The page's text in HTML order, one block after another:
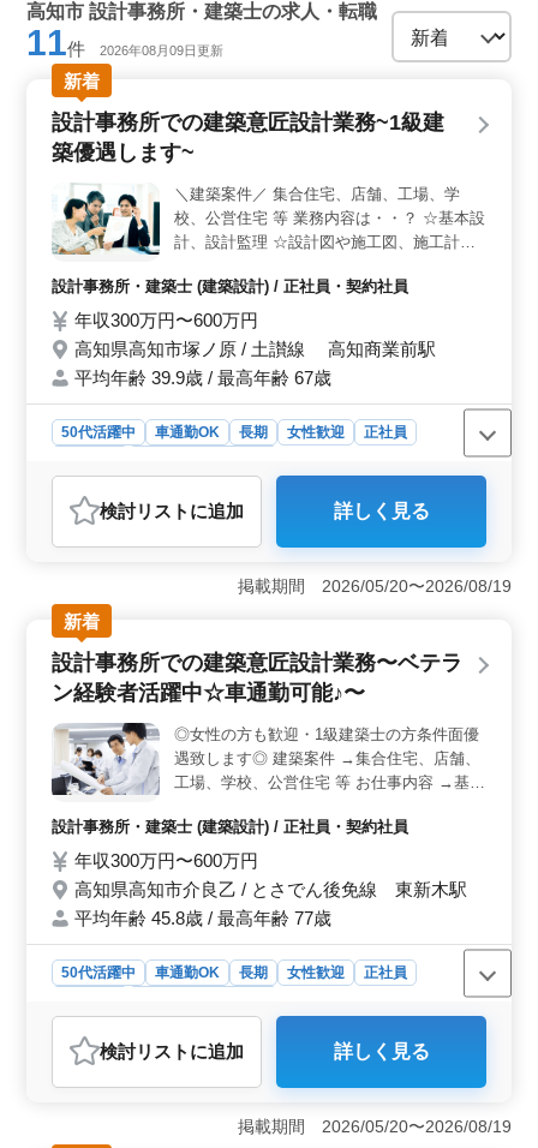
高知市 設計事務所・建築士の求人・転職
11件 2026年08月09日更新
新着
設計事務所での建築意匠設計業務~1級建
築優遇します~
＼建築案件／ 集合住宅、店舗、工場、学
校、公営住宅 等 業務内容は・・？ ☆基本設
計、設計監理 ☆設計図や施工図、施工計画
ち合わせ、現場調査業務 ☆CAD操作 ポイン
トは・・？ ☆作業着支給 ☆交通費支給 ☆資
格手当支給 ☆車通勤可能 1級建築士の方条
件面優遇致します♪ 女性の方も歓迎！年齢よ
りも経験のある方募集しております！ お気
軽にお問い合わせください♪
設計事務所・建築士 (建築設計) / 正社員・契約社員
年収300万円〜600万円
高知県高知市塚ノ原 / 土讃線 高知商業前駅
平均年齢 39.9歳 / 最高年齢 67歳
50代活躍中 車通勤OK 長期 女性歓迎
正社員
おすすめポイント
＜仕事内容の魅力＞ 高知県高知市での建築意匠設計業
務には1級建築士の方が条件面で優遇されます。集合住宅
や店舗、工場、学校、公営住宅など多彩な案件に携わ
り、基本設計から設計監理、現場調査まで幅広い業務を
経験できます。 ＜働きやすさのポイント＞ 車通勤
がOKで無料駐車場を完備しています。作業着や交通費、
資格手当の支給があり、快適な労働環境が整っていま
す。女性の方も歓迎され、年齢よりも経験を重視した採
用です。 ＜応募要件＞ 2級建築士以上の資格をお持
ちで、建築設計業務の経験が6年以上ある方を募集してい
ます。CAD経験者であれば種類は問いません。経験を活
かして新しい環境で活躍したい方々のご応募をお待ちし
ています。
検討リスト に追加 詳しく見る
掲載期間 2026/05/20〜2026/08/19
新着
設計事務所での建築意匠設計業務〜ベテラ
ン経験者活躍中☆車通勤可能♪〜
◎女性の方も歓迎・1級建築士の方条件面優
遇致します◎ 建築案件 →集合住宅、店舗、
工場、学校、公営住宅 等 お仕事内容 →基本
画書のチェック →工事全般の確認作業 等 →
打ち合わせ、現場調査業務 →CAD操作 備考
→作業着支給 →交通費支給 →資格手当支給
→車通勤可能 年齢よりも経験のある方募集
しております＼＾＾／ お気軽にお問い合わ
せください♪
設計事務所・建築士 (建築設計) / 正社員・契約社員
年収300万円〜600万円
高知県高知市介良乙 / とさでん後免線 東新木駅
平均年齢 45.8歳 / 最高年齢 77歳
50代活躍中 車通勤OK 長期 女性歓迎
正社員
おすすめポイント
＜仕事内容の魅力＞ 高知県高知市で建築意匠設計業務
に携われます。集合住宅や店舗、工場、学校、公営住宅
など様々な建築プロジェクトに参加し、基本設計から設
計監理、現場調査まで幅広い業務を担当します。経験豊
検討リスト に追加 詳しく見る
掲載期間 2026/05/20〜2026/08/19